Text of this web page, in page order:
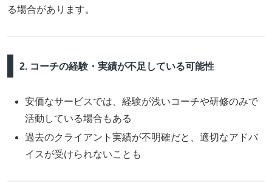
る場合があります。
2. コーチの経験・実績が不足している可能性
安価なサービスでは、経験が浅いコーチや研修のみで
活動している場合もある
過去のクライアント実績が不明確だと、適切なアドバ
イスが受けられないことも